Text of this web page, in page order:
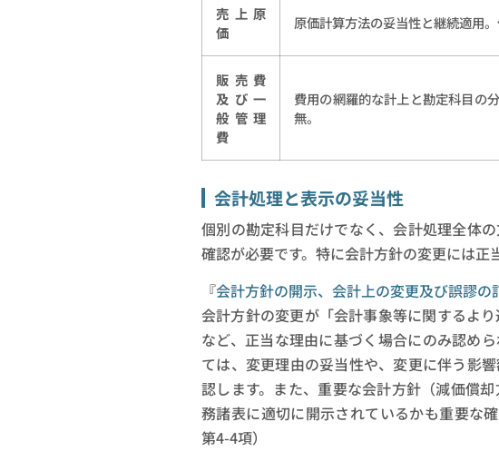
売上原
価
原価計算方法の妥当性と継続適用
販売費
及び一
般管理
費
費用の網羅的な計上と勘定科目の
無。
会計処理と表示の妥当性
個別の勘定科目だけでなく、会計処理全体
確認が必要です。特に会計方針の変更には正
『会計方針の開示、会計上の変更及び誤謬の
会計方針の変更が「会計事象等に関するよ
など、正当な理由に基づく場合にのみ認め
ては、変更理由の妥当性や、変更に伴う影
認します。また、重要な会計方針（減価償
務諸表に適切に開示されているかも重要な
第4-4項）